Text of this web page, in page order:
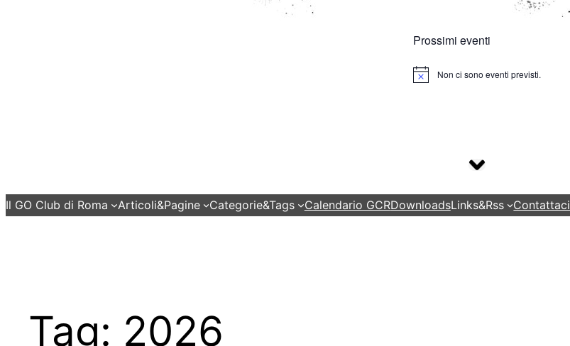
Prossimi eventi
Notice Non ci sono eventi previsti.
Il GO Club di Roma Articoli&Pagine Categorie&Tags Calendario GCRDownloadsLinks&Rss Contattaci
Tag: 2026